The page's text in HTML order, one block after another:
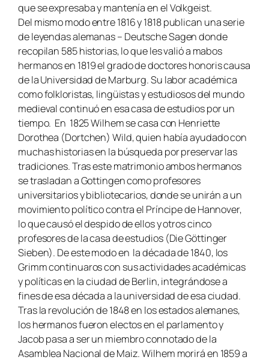
que se expresaba y mantenía en elVolkgeist.
Del mismo modo entre 1816 y 1818 publican una serie
de leyendas alemanas – Deutsche Sagendonde
recopilan 585 historias, lo que les valió a mabos
hermanos en 1819 el grado de doctores honoris causa
de la Universidad de Marburg. Su labor académica
como folkloristas, lingüistas y estudiosos del mundo
medieval continuó en esa casa de estudios por un
tiempo. En 1825 Wilhem se casa con Henriette
Dorothea (Dortchen) Wild, quien había ayudado con
muchas historias en la búsqueda por preservar las
tradiciones. Tras este matrimonio ambos hermanos
se trasladan a Gottingen como profesores
universitarios y bibliotecarios, donde se unirán a un
movimiento político contra el Príncipe de Hannover,
lo que causó el despido de ellos y otros cinco
profesores de la casa de estudios (Die Göttinger
Sieben). De este modo en la década de 1840, los
Grimm continuaros con sus actividades académicas
y políticas en la ciudad de Berlin, integrándose a
fines de esa década a la universidad de esa ciudad.
Tras la revolución de 1848 en los estados alemanes,
los hermanos fueron electos en el parlamento y
Jacob pasa a ser un miembro connotado de la
Asamblea Nacional de Maiz. Wilhem morirá en 1859 a